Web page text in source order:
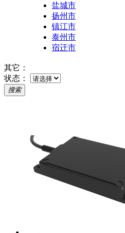
盐城市
扬州市
镇江市
泰州市
宿迁市
其它：
状态：
搜索